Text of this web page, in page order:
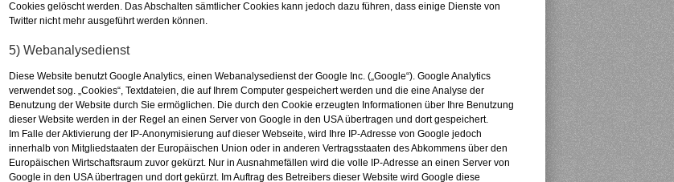
Cookies gelöscht werden. Das Abschalten sämtlicher Cookies kann jedoch dazu führen, dass einige Dienste von
Twitter nicht mehr ausgeführt werden können.
5) Webanalysedienst
Diese Website benutzt Google Analytics, einen Webanalysedienst der Google Inc. („Google“). Google Analytics
verwendet sog. „Cookies“, Textdateien, die auf Ihrem Computer gespeichert werden und die eine Analyse der
Benutzung der Website durch Sie ermöglichen. Die durch den Cookie erzeugten Informationen über Ihre Benutzung
dieser Website werden in der Regel an einen Server von Google in den USA übertragen und dort gespeichert.
Im Falle der Aktivierung der IP-Anonymisierung auf dieser Webseite, wird Ihre IP-Adresse von Google jedoch
innerhalb von Mitgliedstaaten der Europäischen Union oder in anderen Vertragsstaaten des Abkommens über den
Europäischen Wirtschaftsraum zuvor gekürzt. Nur in Ausnahmefällen wird die volle IP-Adresse an einen Server von
Google in den USA übertragen und dort gekürzt. Im Auftrag des Betreibers dieser Website wird Google diese